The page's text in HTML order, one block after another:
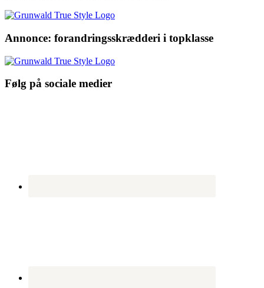
Annonce: forandringsskrædderi i topklasse
Følg på sociale medier